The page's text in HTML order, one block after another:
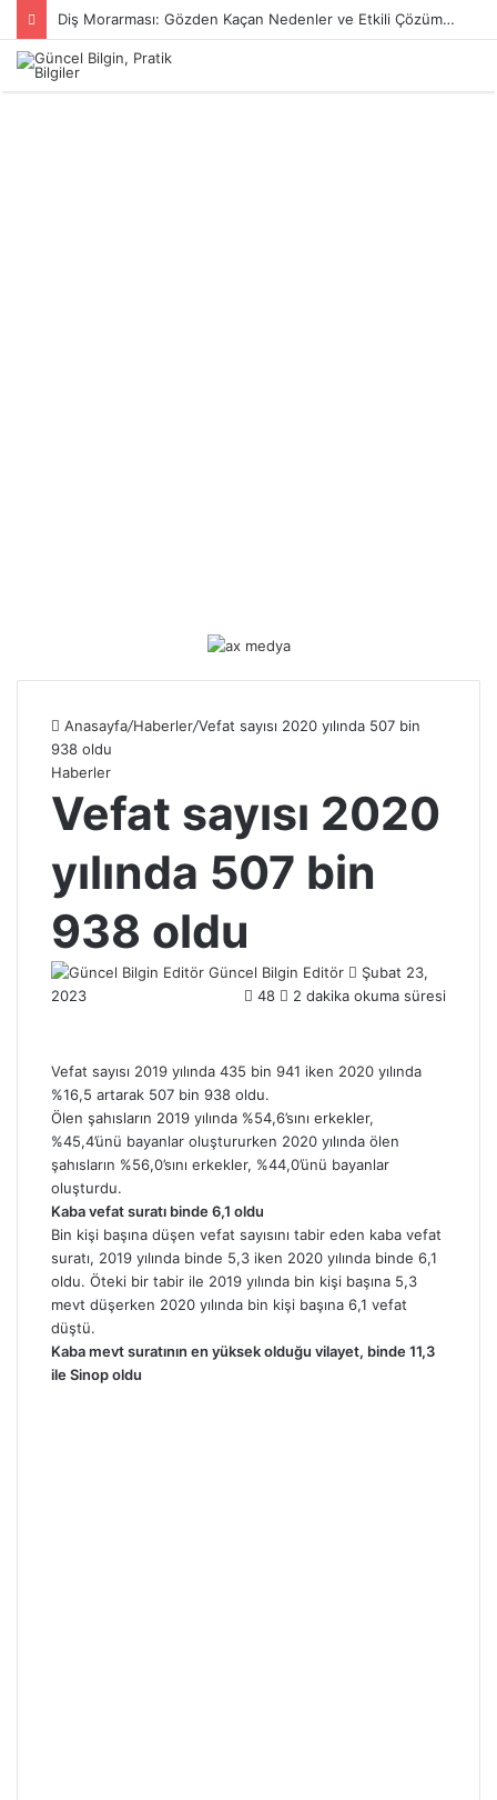
Diş Morarması: Gözden Kaçan Nedenler ve Etkili Çözüm Yöntemleri
Anasayfa/Haberler/Vefat sayısı 2020 yılında 507 bin
938 oldu
Haberler
Vefat sayısı 2020
yılında 507 bin
938 oldu
Güncel Bilgin Editör
S
e
a
e
m
a
Şubat 23,
2023
48 2 dakika okuma süresi
Vefat sayısı 2019 yılında 435 bin 941 iken 2020 yılında
%16,5 artarak 507 bin 938 oldu.
Ölen şahısların 2019 yılında %54,6’sını erkekler,
%45,4’ünü bayanlar oluştururken 2020 yılında ölen
şahısların %56,0’sını erkekler, %44,0’ünü bayanlar
oluşturdu.
Kaba vefat suratı binde 6,1 oldu
Bin kişi başına düşen vefat sayısını tabir eden kaba vefat
suratı, 2019 yılında binde 5,3 iken 2020 yılında binde 6,1
oldu. Öteki bir tabir ile 2019 yılında bin kişi başına 5,3
mevt düşerken 2020 yılında bin kişi başına 6,1 vefat
düştü.
Kaba mevt suratının en yüksek olduğu vilayet, binde 11,3
ile Sinop oldu
Kapalı